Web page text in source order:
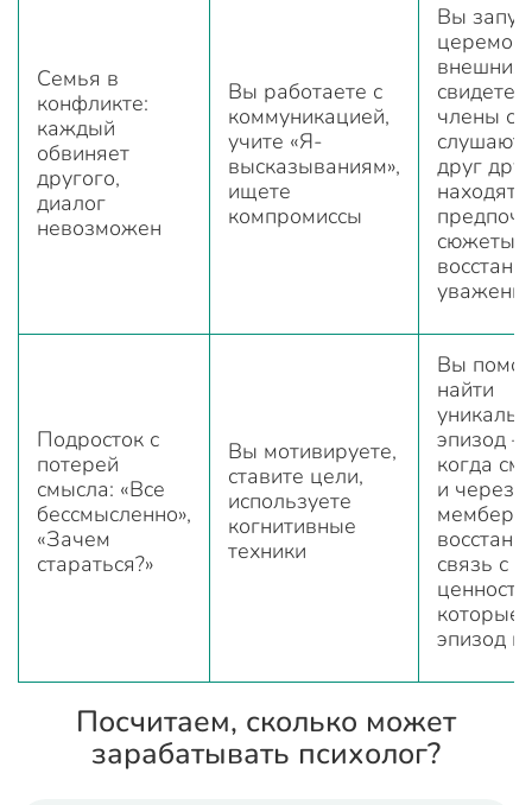
Семья в
конфликте:
каждый
обвиняет
другого,
диалог
невозможен
Вы работаете с
коммуникацией,
учите «Я-
высказываниям»,
ищете
компромиссы
Вы
внешних
члены
слушают
друг
находят
сюжеты,
Подросток с
потерей
смысла: «Все
бессмысленно»,
«Зачем
стараться?»
Вы мотивируете,
ставите цели,
используете
когнитивные
техники
Вы
найти
эпизод
когда
и через
связь с
которые
эпизод
Посчитаем, сколько может
зарабатывать психолог?